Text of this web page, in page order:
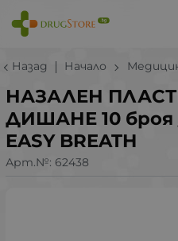
Назад Начало
НАЗАЛЕН
ДИШАНЕ 10 броя /
EASY BREATH
Арт.№: 62438